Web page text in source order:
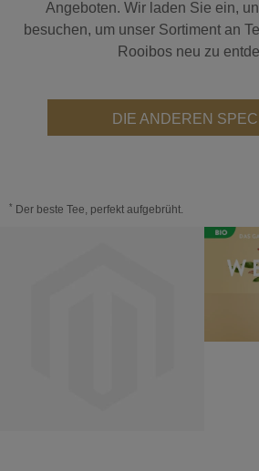
Angeboten. Wir laden Sie ein,
besuchen, um unser Sortiment an
Rooibos neu zu
DIE ANDEREN
* Der beste Tee, perfekt aufgebrüht.